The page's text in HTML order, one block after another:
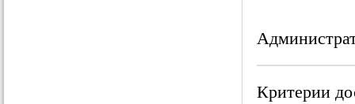
Критерии